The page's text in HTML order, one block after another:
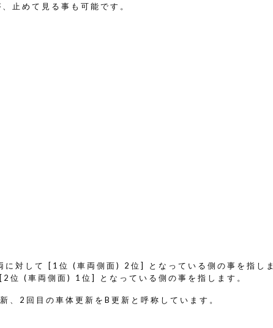
止めて見る事も可能です。
に対して [1位 (車両側面) 2位] となっている側の事を指しま
位 (車両側面) 1位] となっている側の事を指します。
2回目の車体更新をB更新と呼称しています。